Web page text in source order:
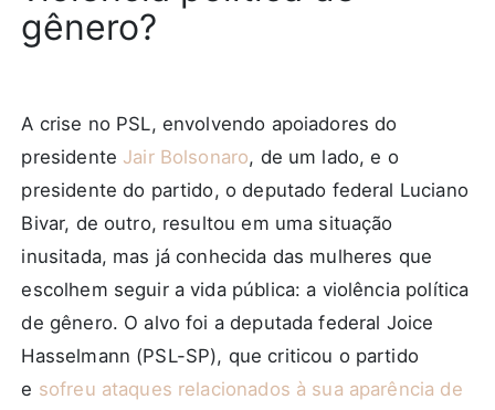
gênero?
A crise no PSL, envolvendo apoiadores do
presidente Jair Bolsonaro, de um lado, e o
presidente do partido, o deputado federal Luciano
Bivar, de outro, resultou em uma situação
inusitada, mas já conhecida das mulheres que
escolhem seguir a vida pública: a violência política
de gênero. O alvo foi a deputada federal Joice
Hasselmann (PSL-SP), que criticou o partido
e sofreu ataques relacionados à sua aparência de